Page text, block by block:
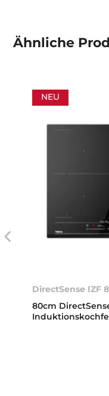
Ähnliche
NEU
DirectSense IZF
80cm